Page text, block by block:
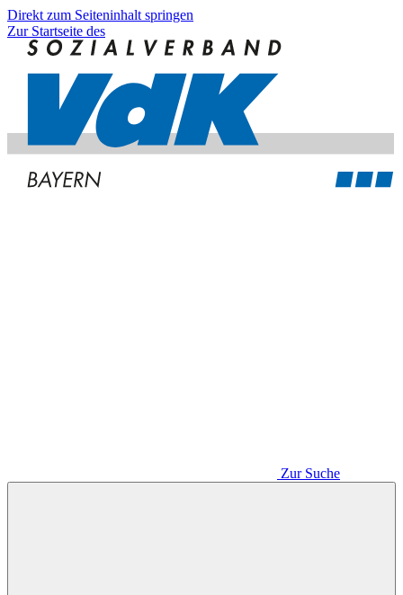
Direkt zum Seiteninhalt springen
Zur Startseite des
Zur Suche